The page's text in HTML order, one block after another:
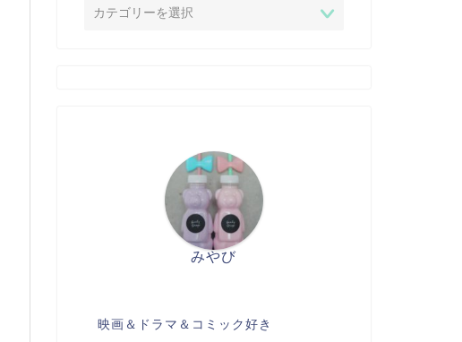
みやび
映画＆ドラマ＆コミック好き